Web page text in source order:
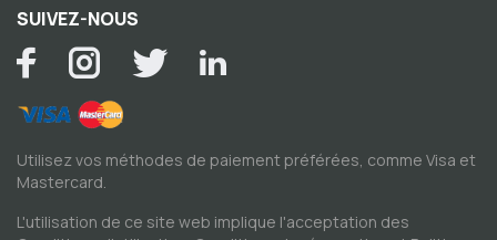
SUIVEZ-NOUS
Utilisez vos méthodes de paiement préférées, comme Visa et
Mastercard.
L'utilisation de ce site web implique l'acceptation des